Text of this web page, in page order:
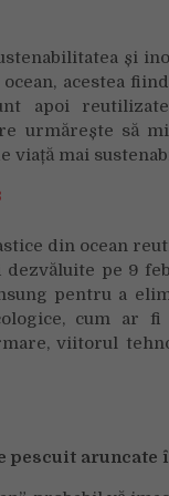
și
acestea
apoi
urmărește să
mai
din ocean
pe 9
pentru a
cum ar
viitorul
pescuit aruncate